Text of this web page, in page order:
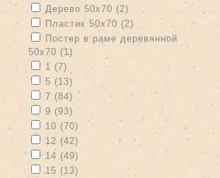
Apply Дерево 50х70 filter
Дерево 50х70 (2) Apply Дерево
Apply Пластик 50х70 filter
Пластик 50х70 (2) Apply Пластик
Apply Постер в раме деревянной
Постер в раме деревянной
50х70 (1) Apply Постер в раме
Apply 1 filter
1 (7) Apply 1 filter
Apply 5 filter
5 (13)
Apply 7 filter
7 (84) Apply 7 filter
Apply 9 filter
9 (93) Apply 9 filter
Apply 10 filter
10 (70) Apply 10 filter
Apply 12 filter
12 (42) Apply 12 filter
Apply 14 filter
14 (49)
Apply 15 filter
15 (13) Apply 15 filter